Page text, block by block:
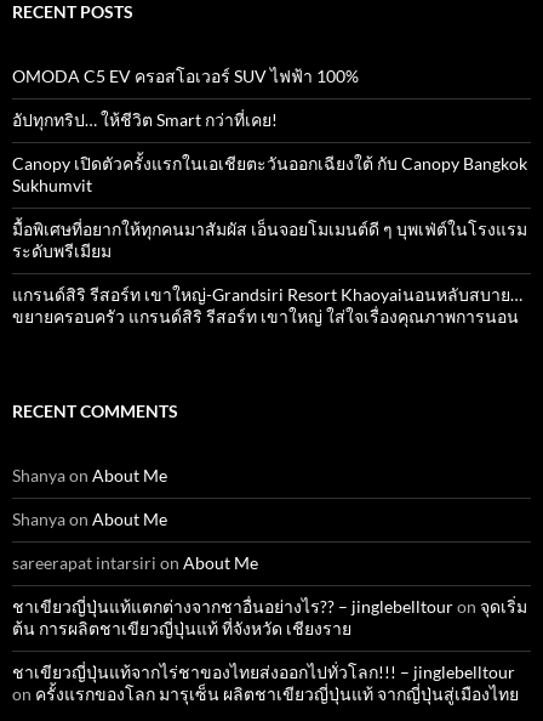
RECENT POSTS
OMODA C5 EV ครอสโอเวอร์ SUV ไฟฟ้า 100%
อัปทุกทริป… ให้ชีวิต Smart กว่าที่เคย!
Canopy เปิดตัวครั้งแรกในเอเชียตะวันออกเฉียงใต้ กับ Canopy Bangkok
Sukhumvit
มื้อพิเศษที่อยากให้ทุกคนมาสัมผัส เอ็นจอยโมเมนต์ดี ๆ บุพเฟ่ต์ในโรงแรม
ระดับพรีเมียม
แกรนด์สิริ​ รีสอร์ท​ เขาใหญ่​-Grandsiri​ Resort​ Khaoyaiนอนหลับสบาย…
ขยายครอบครัว แกรนด์สิริ รีสอร์ท เขาใหญ่ ใส่ใจเรื่องคุณภาพการนอน
RECENT COMMENTS
Shanyaon About Me
Shanyaon About Me
sareerapat intarsiri on About Me
ชาเขียวญี่ปุ่นแท้แตกต่างจากชาอื่นอย่างไร?? – jinglebelltouron จุดเริ่ม
ต้น การผลิตชาเขียวญี่ปุ่นแท้ ที่จังหวัด เชียงราย
ชาเขียวญี่ปุ่นแท้จากไร่ชาของไทยส่งออกไปทั่วโลก!!! – jinglebelltour
on ครั้งแรกของโลก มารุเซ็น ผลิตชาเขียวญี่ปุ่นแท้ จากญี่ปุ่นสู่เมืองไทย